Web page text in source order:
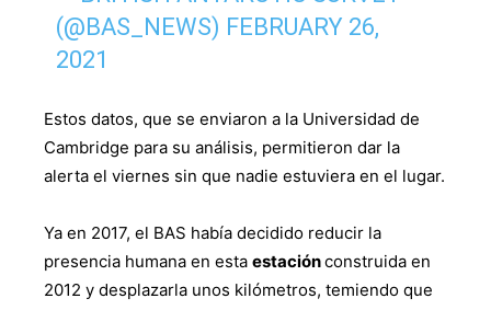
(@BAS_NEWS) FEBRUARY 26,
2021
Estos datos, que se enviaron a la Universidad de
Cambridge para su análisis, permitieron dar la
alerta el viernes sin que nadie estuviera en el lugar.
Ya en 2017, el BAS había decidido reducir la
presencia humana en esta estaciónconstruida en
2012 y desplazarla unos kilómetros, temiendo que